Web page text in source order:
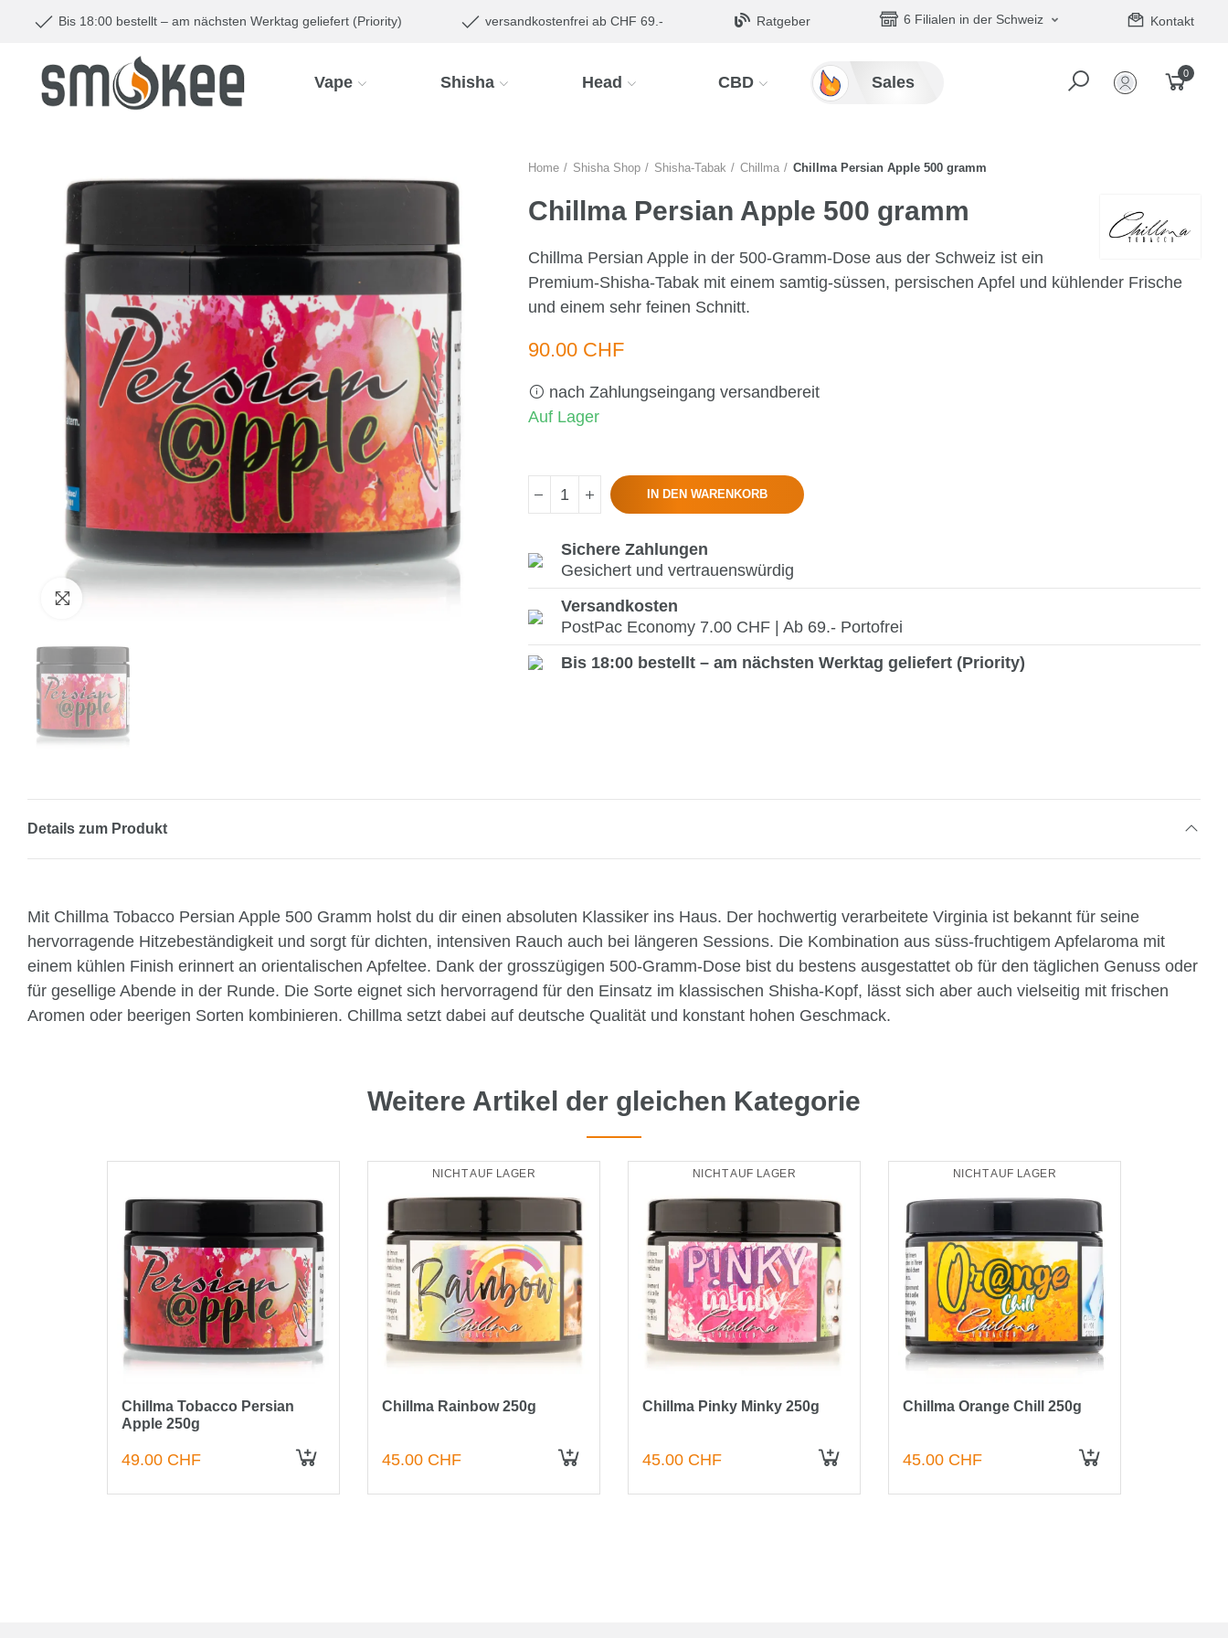
Bis 18:00 bestellt – am nächsten Werktag geliefert (Priority) versandkostenfrei ab CHF 69.- Ratgeber 6 Filialen in der Schweiz Kontakt
Vape Shisha Head CBD Sales
0
Home Shisha Shop Shisha-Tabak Chillma Chillma Persian Apple 500 gramm
Chillma Persian Apple 500 gramm
Chillma Persian Apple in der 500-Gramm-Dose aus der Schweiz ist ein
Premium-Shisha-Tabak mit einem samtig-süssen, persischen Apfel und kühlender Frische
und einem sehr feinen Schnitt.
90.00 CHF
nach Zahlungseingang versandbereit
Auf Lager
IN DEN WARENKORB
Sichere Zahlungen
Gesichert und vertrauenswürdig
Versandkosten
PostPac Economy 7.00 CHF | Ab 69.- Portofrei
Bis 18:00 bestellt – am nächsten Werktag geliefert (Priority)
Details zum Produkt
Mit Chillma Tobacco Persian Apple 500 Gramm holst du dir einen absoluten Klassiker ins Haus. Der hochwertig verarbeitete Virginia ist bekannt für seine
hervorragende Hitzebeständigkeit und sorgt für dichten, intensiven Rauch auch bei längeren Sessions. Die Kombination aus süss-fruchtigem Apfelaroma mit
einem kühlen Finish erinnert an orientalischen Apfeltee. Dank der grosszügigen 500-Gramm-Dose bist du bestens ausgestattet ob für den täglichen Genuss oder
für gesellige Abende in der Runde. Die Sorte eignet sich hervorragend für den Einsatz im klassischen Shisha-Kopf, lässt sich aber auch vielseitig mit frischen
Aromen oder beerigen Sorten kombinieren. Chillma setzt dabei auf deutsche Qualität und konstant hohen Geschmack.
Weitere Artikel der gleichen Kategorie
Chillma Tobacco Persian
Apple 250g
49.00 CHF
NICHT AUF LAGER
Chillma Rainbow 250g
45.00 CHF
NICHT AUF LAGER
Chillma Pinky Minky 250g
45.00 CHF
NICHT AUF LAGER
Chillma Orange Chill 250g
45.00 CHF